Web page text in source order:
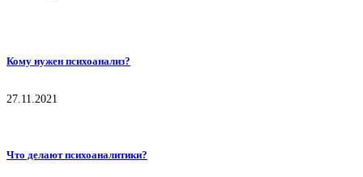
Кому нужен психоанализ?
27.11.2021
Что делают психоаналитики?